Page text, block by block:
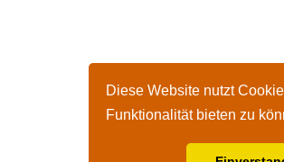
Diese Website nutzt
Funktionalität bieten zu